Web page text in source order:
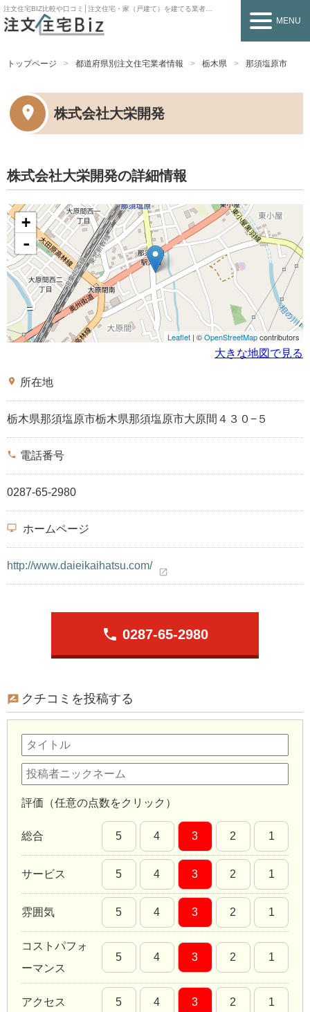
注文住宅BIZ比較や口コミ│注文住宅・家（戸建て）を建てる業者を探すなら
MENU
トップページ 都道府県別注文住宅業者情報 栃木県 那須塩原市
株式会社大栄開発
株式会社大栄開発の詳細情報
+
-
Leaflet | ©OpenStreetMapcontributors
大きな地図で見る
place 所在地
栃木県那須塩原市栃木県那須塩原市大原間４３０−５
phone 電話番号
0287-65-2980
desktop_windows ホームページ
http://www.daieikaihatsu.com/
open_in_new
phone 0287-65-2980
クチコミを投稿する
評価（任意の点数をクリック）
総合 5 4 3 2 1
サービス 5 4 3 2 1
雰囲気 5 4 3 2 1
コストパフォ
ーマンス
5 4 3 2 1
アクセス 5 4 3 2 1